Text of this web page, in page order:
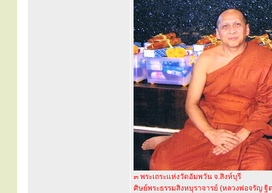
๓ พระเถระแห่งวัดอัมพวัน จ.สิงห์บุรี
ศิษย์พระธรรมสิงหบุราจารย์ (หลวงพ่อจรัญ ฐิ